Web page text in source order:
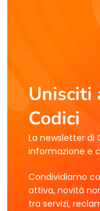
Unisciti
Codici
La newsletter di
informazione e
Condividiamo
attiva, novità
tra servizi,